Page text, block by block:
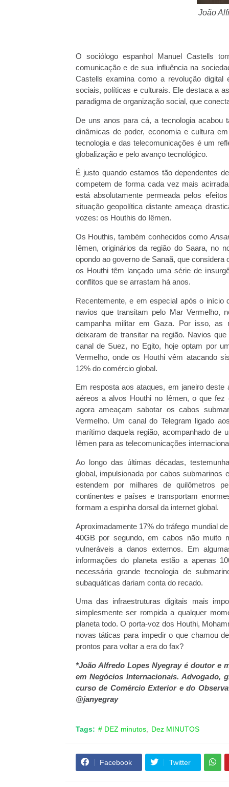
João
O sociólogo espanhol Manuel Castells
comunicação e de sua influência na
Castells examina como a revolução digital
sociais, políticas e culturais. Ele destaca a
paradigma de organização social, que
De uns anos para cá, a tecnologia acabou
dinâmicas de poder, economia e cultura
tecnologia e das telecomunicações é um
globalização e pelo avanço tecnológico.
É justo quando estamos tão dependentes
competem de forma cada vez mais
está absolutamente permeada pelos
situação geopolítica distante ameaça
vozes: os Houthis do Iêmen.
Os Houthis, também conhecidos como
Iêmen, originários da região do Saara, no
opondo ao governo de Sanaã, que
os Houthi têm lançado uma série de
conflitos que se arrastam há anos.
Recentemente, e em especial após o
navios que transitam pelo Mar Vermelho,
campanha militar em Gaza. Por isso, as
deixaram de transitar na região. Navios
canal de Suez, no Egito, hoje optam por
Vermelho, onde os Houthi vêm atacando
12% do comércio global.
Em resposta aos ataques, em janeiro
aéreos a alvos Houthi no Iêmen, o que
agora ameaçam sabotar os cabos
Vermelho. Um canal do Telegram ligado
marítimo daquela região, acompanhado de
Iêmen para as telecomunicações
Ao longo das últimas décadas,
global, impulsionada por cabos
estendem por milhares de quilômetros
continentes e países e transportam
formam a espinha dorsal da internet global.
Aproximadamente 17% do tráfego mundial
40GB por segundo, em cabos não muito
vulneráveis a danos externos. Em
informações do planeta estão a apenas
necessária grande tecnologia de
subaquáticas dariam conta do recado.
Uma das infraestruturas digitais mais
simplesmente ser rompida a qualquer
planeta todo. O porta-voz dos Houthi,
novas táticas para impedir o que chamou
prontos para voltar a era do fax?
*João Alfredo Lopes Nyegray é doutor e
em Negócios Internacionais. Advogado,
curso de Comércio Exterior e do
@janyegray
Tags: # DEZ minutos Dez MINUTOS
Facebook Twitter